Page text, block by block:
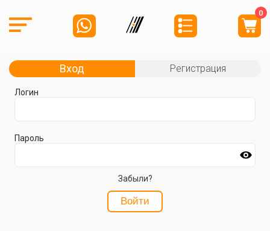
0
Вход Регистрация
Логин
Пароль
Забыли?
Войти